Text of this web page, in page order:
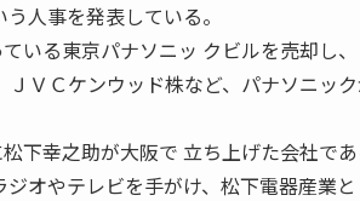
人事を発表している。
いる東京パナソニッ クビルを売却し
ＶＣケンウッド株など、パナソニッ
下幸之助が大阪で 立ち上げた会社であ
オやテレビを手がけ、松下電器産業と